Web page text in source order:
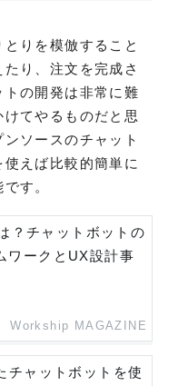
りを模倣すること
り、注文を完成さ
の開発は非常に難
てやるものだと思
ソースのチャット
えば比較的簡単に
す。
？チャットボットの
ワークとUX設計事
Workship MAGAZINE
チャットボットを使